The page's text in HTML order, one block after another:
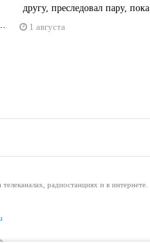
другу, преследовал пару,
1 августа
радиостанциях и в интернете.